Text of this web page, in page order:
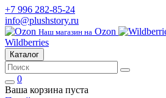
+7 996 282-85-24
info@plushstory.ru
Наш магазин на Ozon
Wildberries
Каталог
0
Ваша корзина пуста